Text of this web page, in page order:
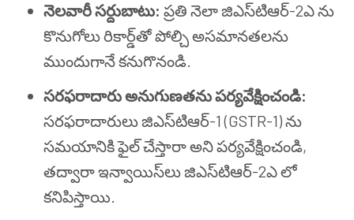
నెలవారీ సర్దుబాటు: ప్రతి నెలా జిఎస్‌టి‌ఆర్-2ఎ ను
కొనుగోలు రికార్డ్‌తో పోల్చి అసమానతలను
ముందుగానే కనుగొనండి.
సరఫరాదారు అనుగుణతను పర్యవేక్షించండి:
సరఫరాదారులు జిఎస్‌టి‌ఆర్-1 (GSTR-1) ను
సమయానికి ఫైల్ చేస్తారా అని పర్యవేక్షించండి,
తద్వారా ఇన్వాయిస్‌లు జిఎస్‌టి‌ఆర్-2ఎ లో
కనిపిస్తాయి.